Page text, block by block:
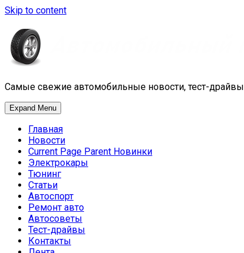
Skip to content
Самые свежие автомобильные новости, тест-драйвы
Expand Menu
Главная
Новости
Current Page Parent Новинки
Электрокары
Тюнинг
Статьи
Автоспорт
Ремонт авто
Автосоветы
Тест-драйвы
Контакты